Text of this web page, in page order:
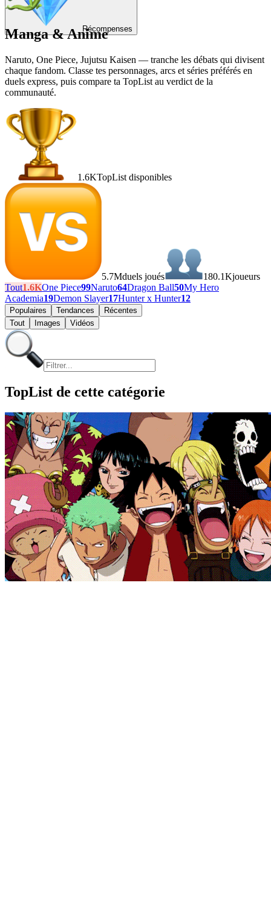
Récompenses
Manga & Anime
Naruto, One Piece, Jujutsu Kaisen — tranche les débats qui divisent
chaque fandom. Classe tes personnages, arcs et séries préférés en
duels express, puis compare ta TopList au verdict de la
communauté.
1.6KTopList disponibles
5.7Mduels joués 180.1Kjoueurs
Tout1.6KOne Piece99Naruto64Dragon Ball50My Hero
Academia19Demon Slayer17Hunter x Hunter12
Populaires Tendances
Récentes
Tout
Images Vidéos
TopList de cette catégorie